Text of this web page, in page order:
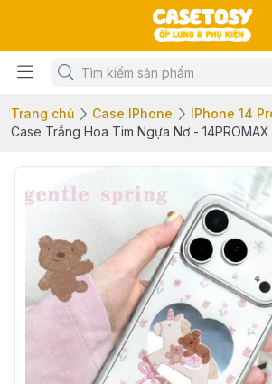
Trang chủ Case IPhone
IPhone 14
Case Trắng Hoa Tim Ngựa Nơ - 14PROMAX